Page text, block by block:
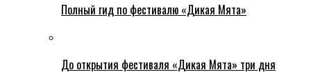
Полный гид по фестивалю «Дикая Мята»
До открытия фестиваля «Дикая Мята» три дня